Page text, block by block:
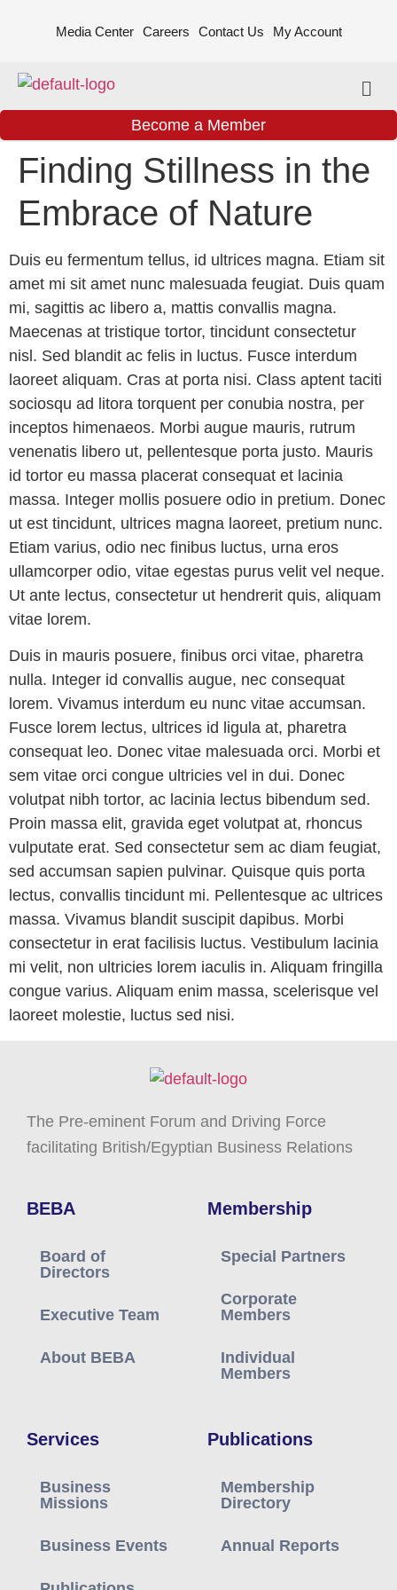
Media Center Careers Contact Us My Account
Become a Member
Finding Stillness in the
Embrace of Nature
Duis eu fermentum tellus, id ultrices magna. Etiam sit
amet mi sit amet nunc malesuada feugiat. Duis quam
mi, sagittis ac libero a, mattis convallis magna.
Maecenas at tristique tortor, tincidunt consectetur
nisl. Sed blandit ac felis in luctus. Fusce interdum
laoreet aliquam. Cras at porta nisi. Class aptent taciti
sociosqu ad litora torquent per conubia nostra, per
inceptos himenaeos. Morbi augue mauris, rutrum
venenatis libero ut, pellentesque porta justo. Mauris
id tortor eu massa placerat consequat et lacinia
massa. Integer mollis posuere odio in pretium. Donec
ut est tincidunt, ultrices magna laoreet, pretium nunc.
Etiam varius, odio nec finibus luctus, urna eros
ullamcorper odio, vitae egestas purus velit vel neque.
Ut ante lectus, consectetur ut hendrerit quis, aliquam
vitae lorem.
Duis in mauris posuere, finibus orci vitae, pharetra
nulla. Integer id convallis augue, nec consequat
lorem. Vivamus interdum eu nunc vitae accumsan.
Fusce lorem lectus, ultrices id ligula at, pharetra
consequat leo. Donec vitae malesuada orci. Morbi et
sem vitae orci congue ultricies vel in dui. Donec
volutpat nibh tortor, ac lacinia lectus bibendum sed.
Proin massa elit, gravida eget volutpat at, rhoncus
vulputate erat. Sed consectetur sem ac diam feugiat,
sed accumsan sapien pulvinar. Quisque quis porta
lectus, convallis tincidunt mi. Pellentesque ac ultrices
massa. Vivamus blandit suscipit dapibus. Morbi
consectetur in erat facilisis luctus. Vestibulum lacinia
mi velit, non ultricies lorem iaculis in. Aliquam fringilla
congue varius. Aliquam enim massa, scelerisque vel
laoreet molestie, luctus sed nisi.
The Pre-eminent Forum and Driving Force
facilitating British/Egyptian Business Relations
BEBA
Board of
Directors
Executive Team
About BEBA
Membership
Special Partners
Corporate
Members
Individual
Members
Services
Business
Missions
Business Events
Publications
Membership
Directory
Annual Reports